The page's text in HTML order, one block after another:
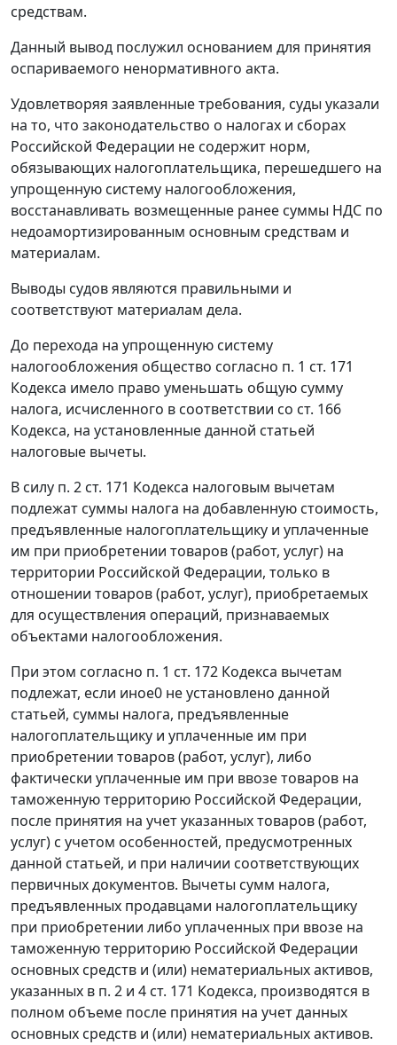
средствам.
Данный вывод послужил основанием для принятия
оспариваемого ненормативного акта.
Удовлетворяя заявленные требования, суды указали
на то, что законодательство о налогах и сборах
Российской Федерации не содержит норм,
обязывающих налогоплательщика, перешедшего на
упрощенную систему налогообложения,
восстанавливать возмещенные ранее суммы НДС по
недоамортизированным основным средствам и
материалам.
Выводы судов являются правильными и
соответствуют материалам дела.
До перехода на упрощенную систему
налогообложения общество согласно п. 1 ст. 171
Кодекса имело право уменьшать общую сумму
налога, исчисленного в соответствии со ст. 166
Кодекса, на установленные данной статьей
налоговые вычеты.
В силу п. 2 ст. 171 Кодекса налоговым вычетам
подлежат суммы налога на добавленную стоимость,
предъявленные налогоплательщику и уплаченные
им при приобретении товаров (работ, услуг) на
территории Российской Федерации, только в
отношении товаров (работ, услуг), приобретаемых
для осуществления операций, признаваемых
объектами налогообложения.
При этом согласно п. 1 ст. 172 Кодекса вычетам
подлежат, если иное0 не установлено данной
статьей, суммы налога, предъявленные
налогоплательщику и уплаченные им при
приобретении товаров (работ, услуг), либо
фактически уплаченные им при ввозе товаров на
таможенную территорию Российской Федерации,
после принятия на учет указанных товаров (работ,
услуг) с учетом особенностей, предусмотренных
данной статьей, и при наличии соответствующих
первичных документов. Вычеты сумм налога,
предъявленных продавцами налогоплательщику
при приобретении либо уплаченных при ввозе на
таможенную территорию Российской Федерации
основных средств и (или) нематериальных активов,
указанных в п. 2 и 4 ст. 171 Кодекса, производятся в
полном объеме после принятия на учет данных
основных средств и (или) нематериальных активов.